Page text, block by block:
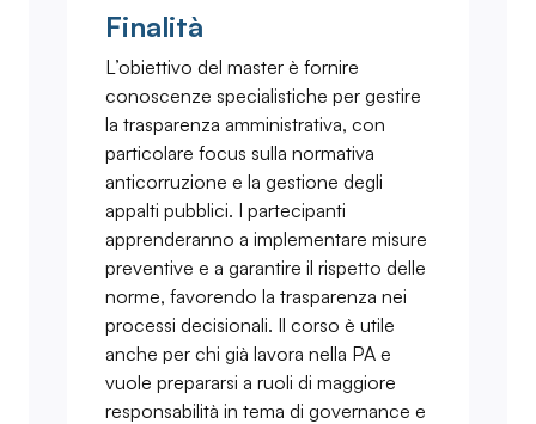
Finalità
L’obiettivo del master è fornire
conoscenze specialistiche per gestire
la trasparenza amministrativa, con
particolare focus sulla normativa
anticorruzione e la gestione degli
appalti pubblici. I partecipanti
apprenderanno a implementare misure
preventive e a garantire il rispetto delle
norme, favorendo la trasparenza nei
processi decisionali. Il corso è utile
anche per chi già lavora nella PA e
vuole prepararsi a ruoli di maggiore
responsabilità in tema di governance e